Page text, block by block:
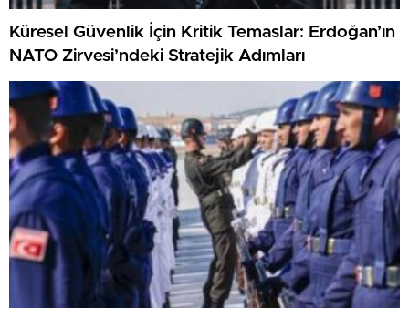
Küresel Güvenlik İçin Kritik Temaslar: Erdoğan’ın
NATO Zirvesi’ndeki Stratejik Adımları